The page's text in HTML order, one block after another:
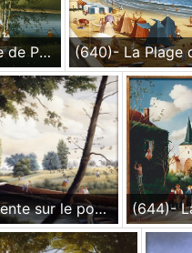
(639)- Le Lac du barrage de Papon-1988- hsb 33x46 cm.
(643)- Détente sur le pont cassé à Mouchamp- 1985-hsb 27x35 cm.